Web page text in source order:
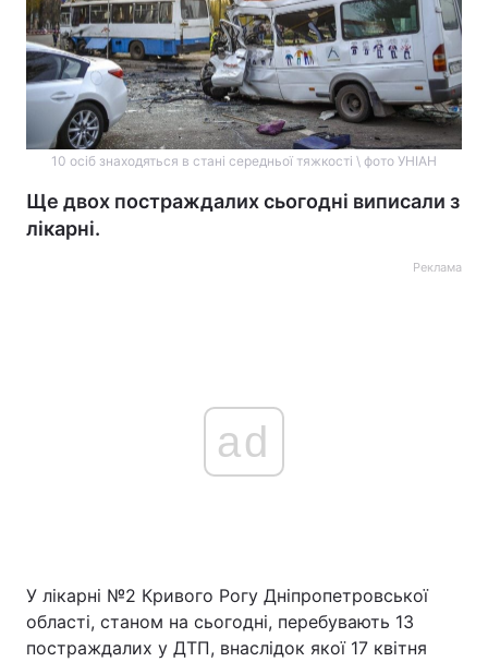
10 осіб знаходяться в стані середньої тяжкості \ фото УНІАН
Ще двох постраждалих сьогодні виписали з
лікарні.
Реклама
ad
У лікарні №2 Кривого Рогу Дніпропетровської
області, станом на сьогодні, перебувають 13
постраждалих у ДТП, внаслідок якої 17 квітня